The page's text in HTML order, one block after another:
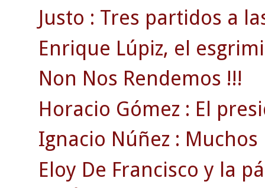
Justo : Tres partidos a
Enrique Lúpiz, el
Non Nos Rendemos !!!
Horacio Gómez : El
Ignacio Núñez :
Eloy De Francisco y la